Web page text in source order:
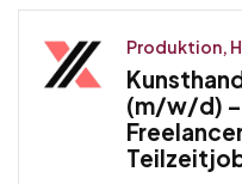
Produktion,
(m/w/d) –